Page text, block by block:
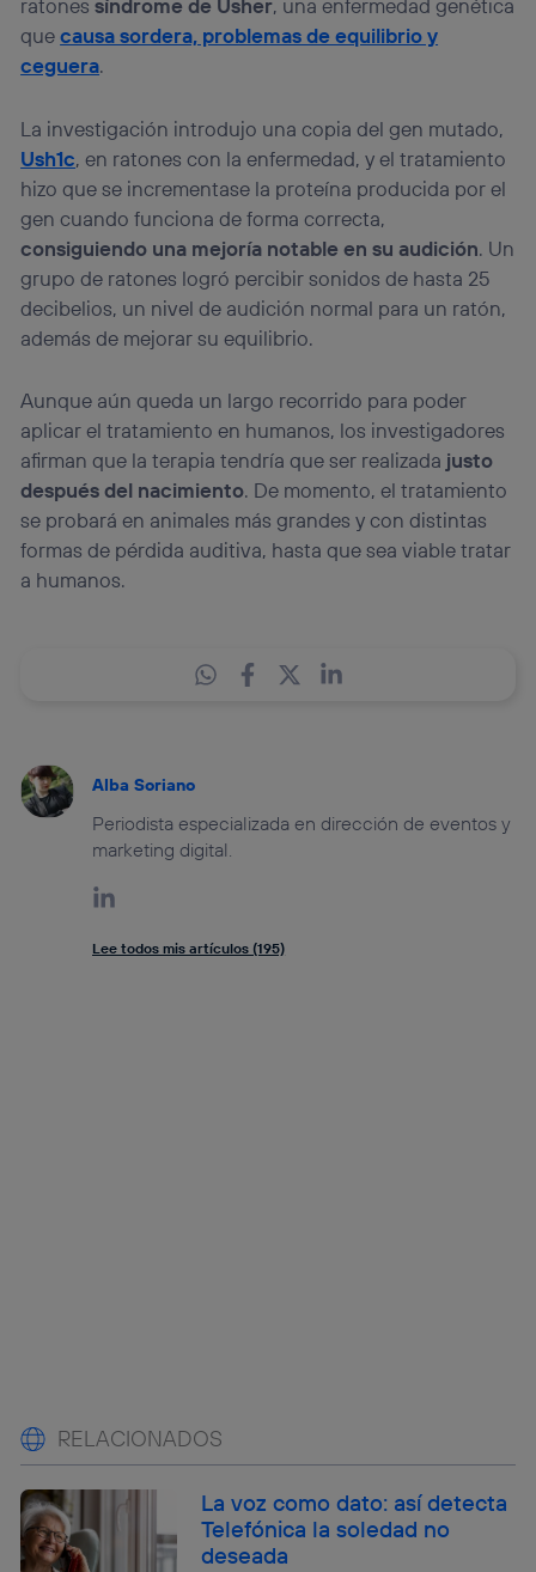
ratonessíndrome de Usher, una enfermedad genética
quecausa sordera, problemas de equilibrio y
ceguera.
La investigación introdujo una copia del gen mutado,
Ush1c, en ratones con la enfermedad, y el tratamiento
hizo que se incrementase la proteína producida por el
gen cuando funciona de forma correcta,
consiguiendo una mejoría notable en su audición. Un
grupo de ratones logró percibir sonidos de hasta 25
decibelios, un nivel de audición normal para un ratón,
además de mejorar su equilibrio.
Aunque aún queda un largo recorrido para poder
aplicar el tratamiento en humanos, los investigadores
afirman que la terapia tendría que ser realizada justo
después del nacimiento. De momento, el tratamiento
se probará en animales más grandes y con distintas
formas de pérdida auditiva, hasta que sea viable tratar
a humanos.
Alba Soriano
Periodista especializada en dirección de eventos y
marketing digital.
Lee todos mis artículos (195)
RELACIONADOS
La voz como dato: así detecta
Telefónica la soledad no
deseada